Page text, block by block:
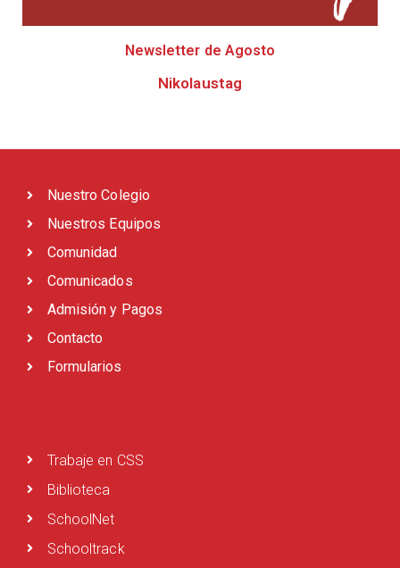
Newsletter de Agosto
Nikolaustag
Nuestro Colegio
Nuestros Equipos
Comunidad
Comunicados
Admisión y Pagos
Contacto
Formularios
Trabaje en CSS
Biblioteca
SchoolNet
Schooltrack